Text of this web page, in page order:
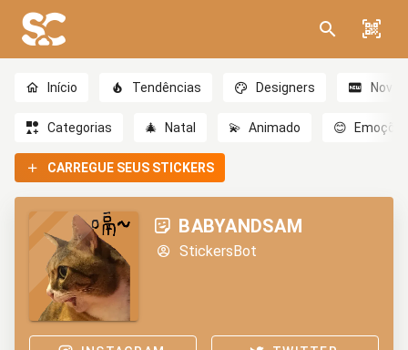
Início Tendências Designers Novo
Categorias 🎄 Natal 💫 Animado 😊
CARREGUE SEUS STICKERS
BABYANDSAM
StickersBot